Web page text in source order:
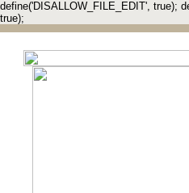
define('DISALLOW_FILE_EDIT', true);
true);